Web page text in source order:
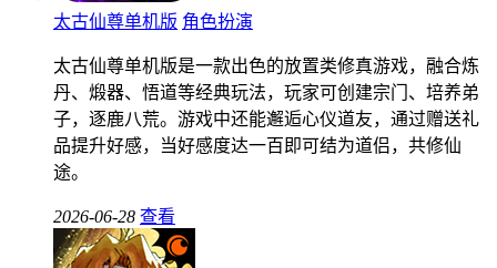
太古仙尊单机版 角色扮演
太古仙尊单机版是一款出色的放置类修真游戏，融合炼
丹、煅器、悟道等经典玩法，玩家可创建宗门、培养弟
子，逐鹿八荒。游戏中还能邂逅心仪道友，通过赠送礼
品提升好感，当好感度达一百即可结为道侣，共修仙
途。
2026-06-28 查看